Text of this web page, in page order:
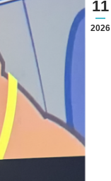
11
2026